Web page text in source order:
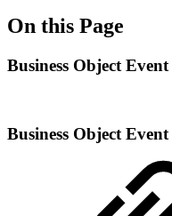
On this Page
Business Object
Business Object